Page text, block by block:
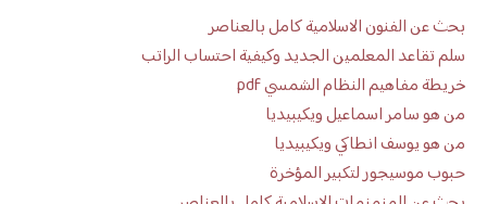
بحث عن الفنون الاسلامية كامل بالعناصر
سلم تقاعد المعلمين الجديد وكيفية احتساب الراتب
خريطة مفاهيم النظام الشمسي pdf
من هو سامر اسماعيل ويكيبيديا
من هو يوسف انطاكي ويكيبيديا
حبوب موسيجور لتكبير المؤخرة